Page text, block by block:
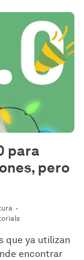
para
pero
que ya utilizan
encontrar